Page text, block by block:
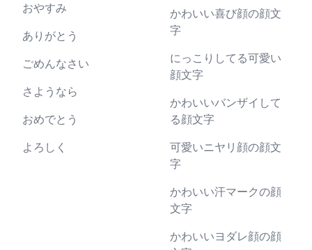
おやすみ
ありがとう
ごめんなさい
さようなら
おめでとう
よろしく
かわいい喜び顔の顔文
字
にっこりしてる可愛い
顔文字
かわいいバンザイして
る顔文字
可愛いニヤリ顔の顔文
字
かわいい汗マークの顔
文字
かわいいヨダレ顔の顔